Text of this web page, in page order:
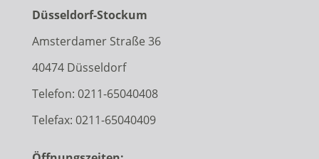
Düsseldorf-Stockum
Amsterdamer Straße 36
40474 Düsseldorf
Telefon: 0211-65040408
Telefax: 0211-65040409